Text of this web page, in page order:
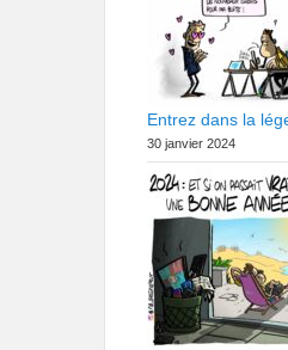
Entrez dans la
30 janvier 2024